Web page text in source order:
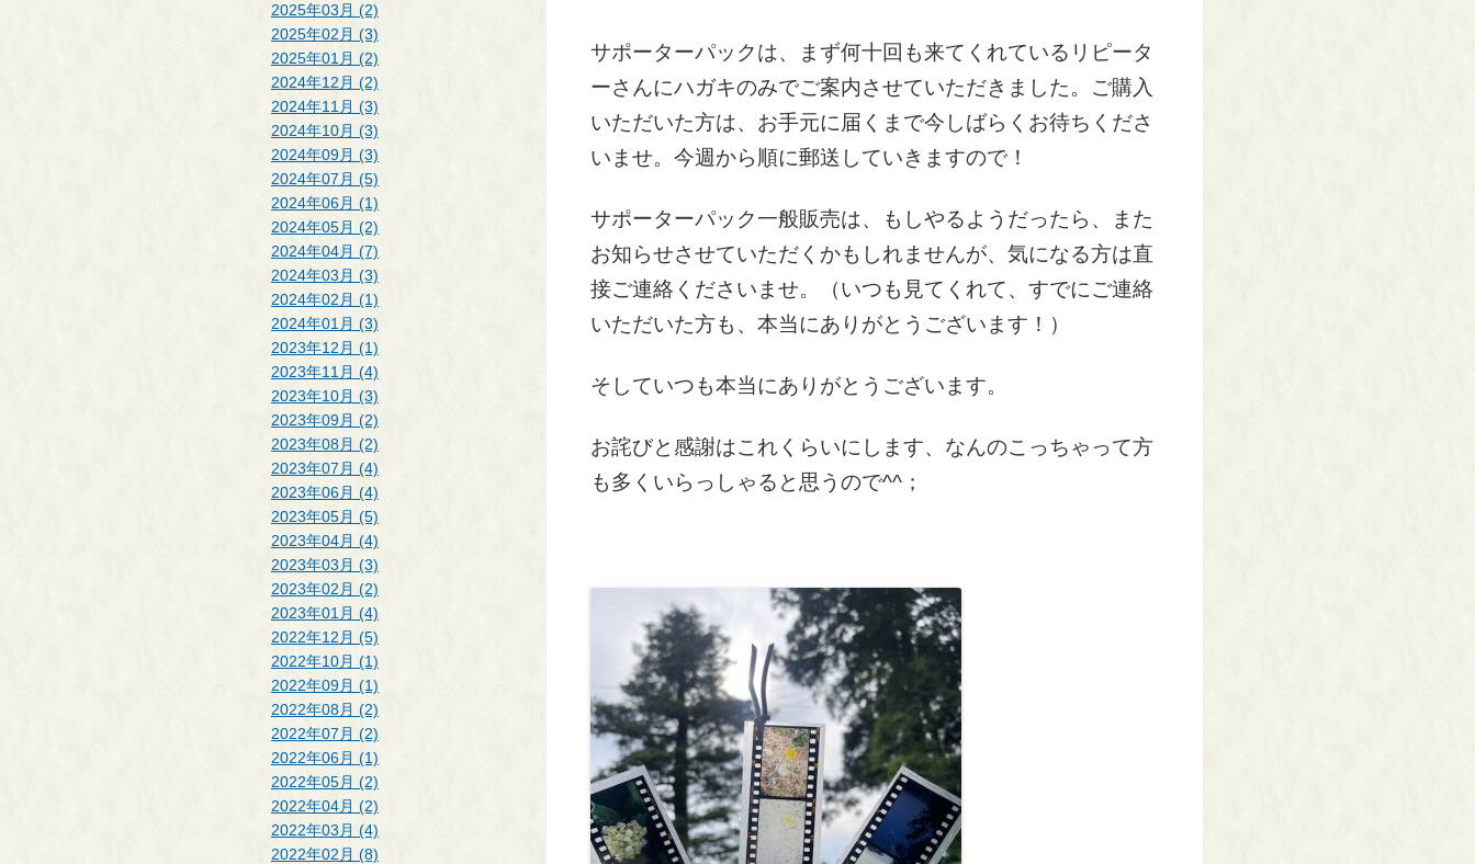
2025年03月 (2)
2025年02月 (3)
2025年01月 (2)
2024年12月 (2)
2024年11月 (3)
2024年10月 (3)
2024年09月 (3)
2024年07月 (5)
2024年06月 (1)
2024年05月 (2)
2024年04月 (7)
2024年03月 (3)
2024年02月 (1)
2024年01月 (3)
2023年12月 (1)
2023年11月 (4)
2023年10月 (3)
2023年09月 (2)
2023年08月 (2)
2023年07月 (4)
2023年06月 (4)
2023年05月 (5)
2023年04月 (4)
2023年03月 (3)
2023年02月 (2)
2023年01月 (4)
2022年12月 (5)
2022年10月 (1)
2022年09月 (1)
2022年08月 (2)
2022年07月 (2)
2022年06月 (1)
2022年05月 (2)
2022年04月 (2)
2022年03月 (4)
2022年02月 (8)
サポーターパックは、まず何十回も来てくれているリピータ
ーさんにハガキのみでご案内させていただきました。ご購入
いただいた方は、お手元に届くまで今しばらくお待ちくださ
いませ。今週から順に郵送していきますので！
サポーターパック一般販売は、もしやるようだったら、また
お知らせさせていただくかもしれませんが、気になる方は直
接ご連絡くださいませ。（いつも見てくれて、すでにご連絡
いただいた方も、本当にありがとうございます！）
そしていつも本当にありがとうございます。
お詫びと感謝はこれくらいにします、なんのこっちゃって方
も多くいらっしゃると思うので^^；